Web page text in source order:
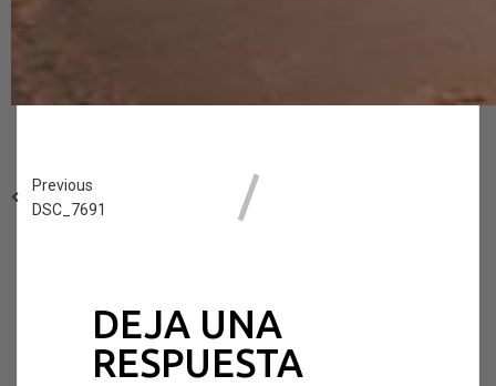
Previous
DSC_7691
DEJA UNA
RESPUESTA